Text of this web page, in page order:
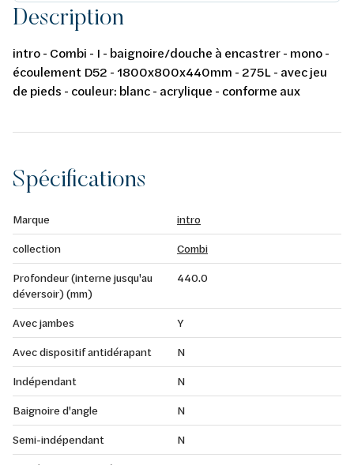
Description
intro - Combi - I - baignoire/douche à encastrer - mono -
écoulement D52 - 1800x800x440mm - 275L - avec jeu
de pieds - couleur: blanc - acrylique - conforme aux
Spécifications
Marque
intro
collection
Combi
Profondeur (interne jusqu'au
déversoir) (mm)
440.0
Avec jambes
Y
Avec dispositif antidérapant
N
Indépendant
N
Baignoire d'angle
N
Semi-indépendant
N